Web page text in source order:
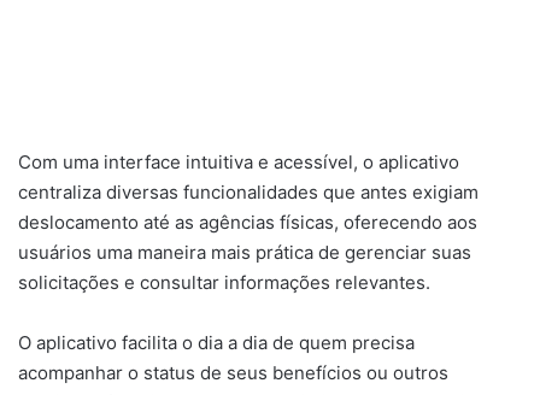
Com uma interface intuitiva e acessível, o aplicativo
centraliza diversas funcionalidades que antes exigiam
deslocamento até as agências físicas, oferecendo aos
usuários uma maneira mais prática de gerenciar suas
solicitações e consultar informações relevantes.
O aplicativo facilita o dia a dia de quem precisa
acompanhar o status de seus benefícios ou outros